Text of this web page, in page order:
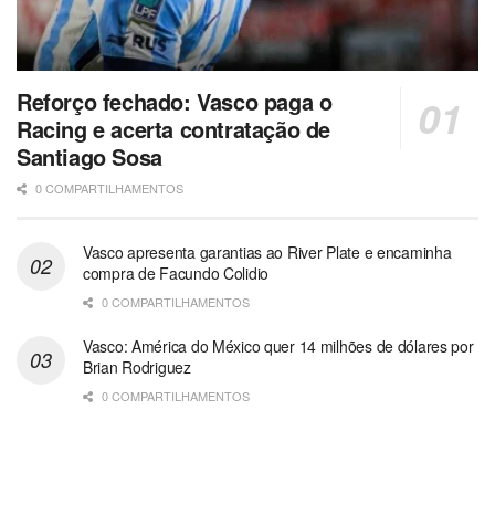
Reforço fechado: Vasco paga o
Racing e acerta contratação de
Santiago Sosa
0 COMPARTILHAMENTOS
Vasco apresenta garantias ao River Plate e encaminha
compra de Facundo Colidio
0 COMPARTILHAMENTOS
Vasco: América do México quer 14 milhões de dólares por
Brian Rodriguez
0 COMPARTILHAMENTOS